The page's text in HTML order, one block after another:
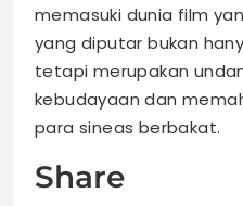
memasuki dunia film
yang diputar bukan
tetapi merupakan
kebudayaan dan
para sineas berbakat.
Share